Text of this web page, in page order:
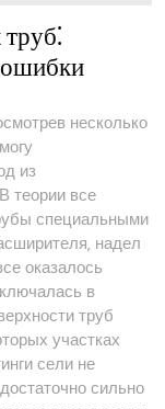
ошибки
несколько
из
теории все
специальными
надел
оказалось
в
труб
участках
сели не
сильно